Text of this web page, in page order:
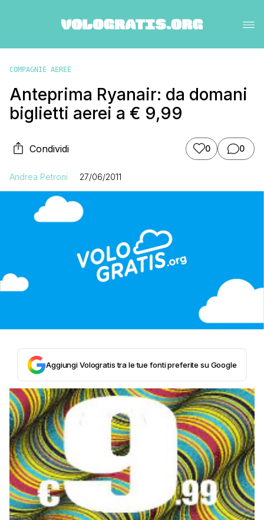
COMPAGNIE AEREE
Anteprima Ryanair: da domani
biglietti aerei a € 9,99
Condividi 0 0
Andrea Petroni 27/06/2011
Aggiungi Vologratis tra le tue fonti preferite su Google